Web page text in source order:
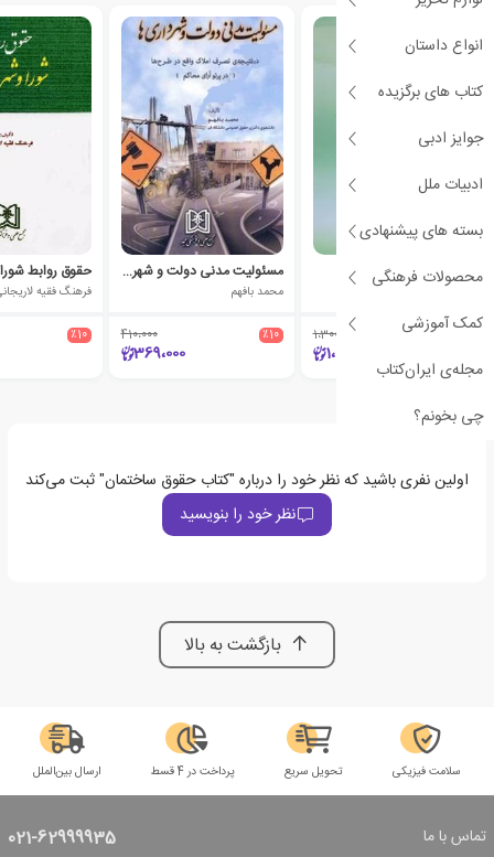
انواع داستان
کتاب های برگزیده
جوایز ادبی
ادبیات ملل
بسته های پیشنهادی
محصولات فرهنگی
کمک آموزشی
مجله‌ی ایران‌کتاب
چی بخونم؟
محشای قانون شهرداری
غلامحسین عبدالهی
1،300،000
1،170،000
مسئولیت مدنی دولت و شهرداری ها
محمد بافهم
٪10 410،000
369،000
حقوق روابط
فرهنگ فقیه
٪10
اولین نفری باشید که نظر خود را درباره "کتاب حقوق ساختمان" ثبت می‌کند
نظر خود را بنویسید
بازگشت به بالا
سلامت فیزیکی تحویل سریع پرداخت در 4 قسط ارسال بین‌الملل
تماس با ما 021-62999935